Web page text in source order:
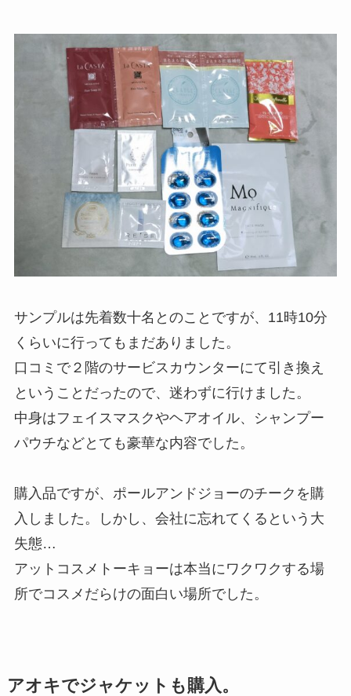
サンプルは先着数十名とのことですが、11時10分
くらいに行ってもまだありました。
口コミで２階のサービスカウンターにて引き換え
ということだったので、迷わずに行けました。
中身はフェイスマスクやヘアオイル、シャンプー
パウチなどとても豪華な内容でした。
購入品ですが、ポールアンドジョーのチークを購
入しました。しかし、会社に忘れてくるという大
失態…
アットコスメトーキョーは本当にワクワクする場
所でコスメだらけの面白い場所でした。
アオキでジャケットも購入。